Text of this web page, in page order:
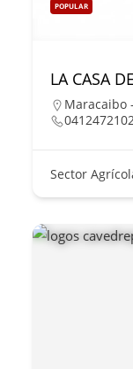
POPULAR
LA CASA
Maracaibo
Sector